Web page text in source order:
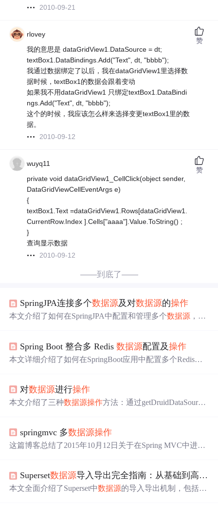
2010-09-21
rlovey
我的意思是 dataGridView1.DataSource = dt;
textBox1.DataBindings.Add("Text", dt, "bbbb");
我通过数据绑定了以后，我在dataGridView1里选择数
据时候，textBox1的数据会跟着变动
如果我不用dataGridView1 只绑定textBox1.DataBindi
ngs.Add("Text", dt, "bbbb");
这个的时候，我应该怎么样来选择变更textBox1里的数
据。
2010-09-12
赞
wuyq11
private void dataGridView1_CellClick(object sender,
DataGridViewCellEventArgs e)
{
textBox1.Text =dataGridView1.Rows[dataGridView1.
CurrentRow.Index ].Cells["aaaa"].Value.ToString() ;
}
查询显示数据
2010-09-12
赞
——到底了——
SpringJPA连接多个数据源及对数据源的操作
本文介绍了如何在SpringJPA中配置和管理多个数据源 ，并
动区分。此外，文章还展示了后台如何预留多个库的查询
功能，并给出了自动建表的策略，特别是按年月日拆分表
Spring Boot 整合多 Redis数据源配置及操作
本文详细介绍了如何在SpringBoot应用中配置多个Redis数
用不同的实例。
对数据源进行操作
本文介绍了三种数据源操作方法：通过getDruidDataSourcee
要涉及数据库管理和Java编程。
springmvc 多数据源操作
这篇博客总结了2015年10月12日关于在Spring MVC中进行
Superset数据源导入导出完全指南：从基础到高级
本文全面介绍了Superset中数据源的导入导出机制，包括数